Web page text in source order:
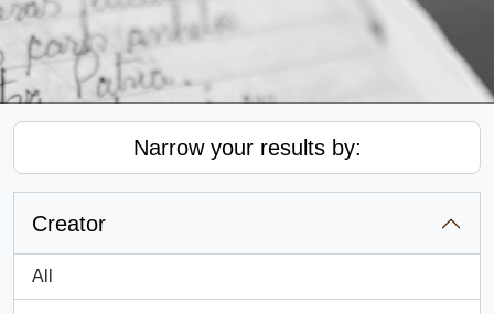
Narrow your results by:
Creator
All